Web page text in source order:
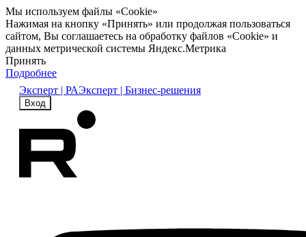
Мы используем файлы «Cookie»
Нажимая на кнопку «Принять» или продолжая пользоваться
сайтом, Вы соглашаетесь на обработку файлов «Cookie» и
данных метрической системы Яндекс.Метрика
Принять
Подробнее
Эксперт | РАЭксперт | Бизнес-решения
Вход